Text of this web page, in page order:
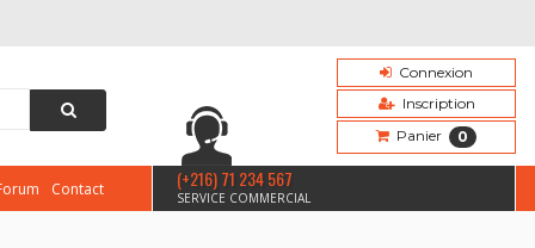
Connexion
Inscription
Panier
0
Contact (+216) 71 234 567
SERVICE COMMERCIAL